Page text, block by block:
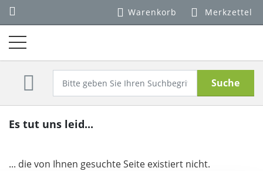
Warenkorb Merkzettel
Suche
Es tut uns leid...
... die von Ihnen gesuchte Seite existiert nicht.